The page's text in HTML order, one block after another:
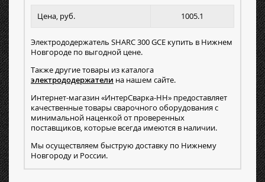
Цена, руб. 1005.1
Электрододержатель SHARC 300 GCE купить в Нижнем
Новгороде по выгодной цене.
Также другие товары из каталога
электрододержатели на нашем сайте.
Интернет-магазин «ИнтерСварка-НН» предоставляет
качественные товары сварочного оборудования с
минимальной наценкой от проверенных
поставщиков, которые всегда имеются в наличии.
Мы осуществляем быструю доставку по Нижнему
Новгороду и России.